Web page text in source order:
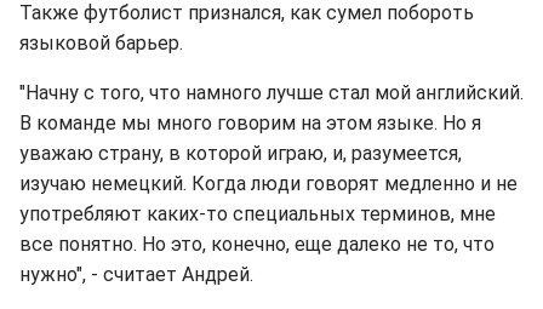
Также футболист признался, как сумел побороть
языковой барьер.
"Начну с того, что намного лучше стал мой английский.
В команде мы много говорим на этом языке. Но я
уважаю страну, в которой играю, и, разумеется,
изучаю немецкий. Когда люди говорят медленно и не
употребляют каких-то специальных терминов, мне
все понятно. Но это, конечно, еще далеко не то, что
нужно", - считает Андрей.